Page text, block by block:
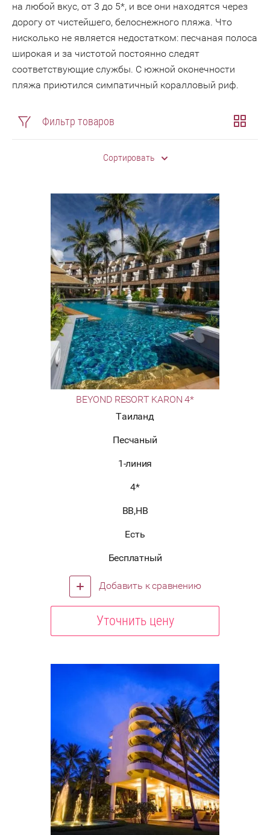
на любой вкус, от 3 до 5*, и все они находятся через
дорогу от чистейшего, белоснежного пляжа. Что
нисколько не является недостатком: песчаная полоса
широкая и за чистотой постоянно следят
соответствующие службы. С южной оконечности
пляжа приютился симпатичный коралловый риф.
Фильтр товаров
Сортировать
BEYOND RESORT KARON 4*
Таиланд
Песчаный
1-линия
4*
BB,HB
Есть
Бесплатный
Добавить к сравнению
Уточнить цену